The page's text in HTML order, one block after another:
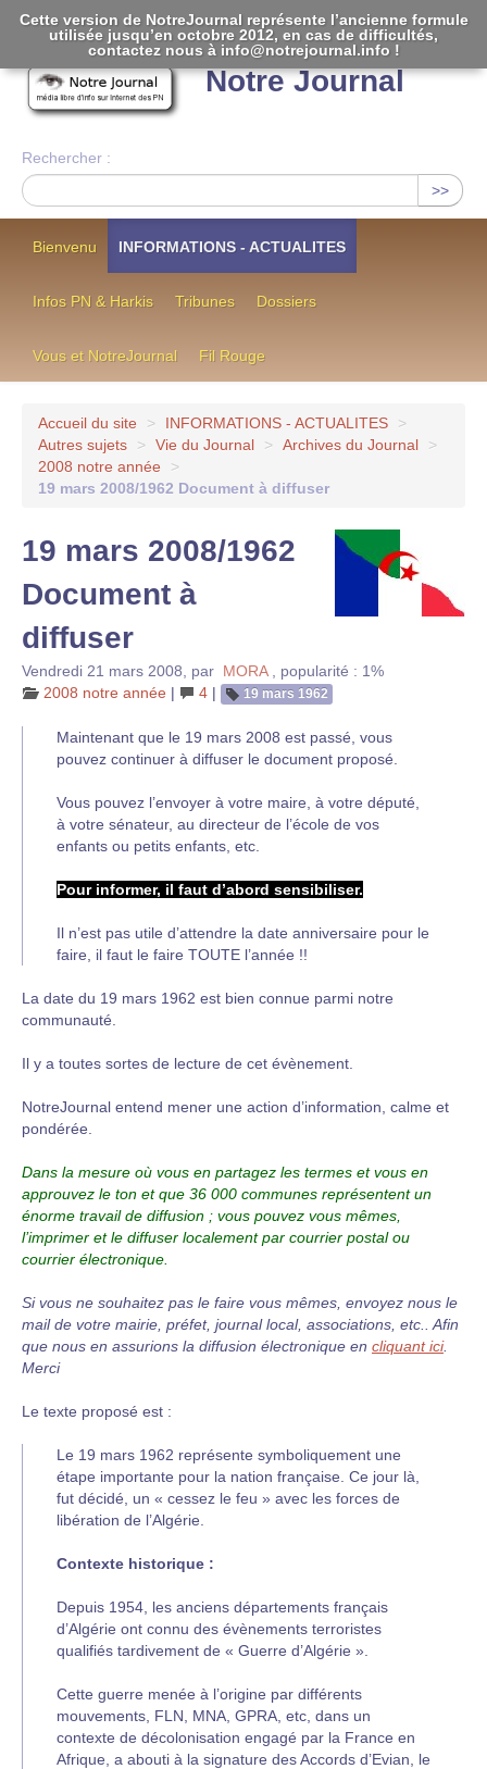
Notre Journal
Rechercher :
>>
Bienvenu INFORMATIONS - ACTUALITES
Infos PN & Harkis Tribunes Dossiers
Vous et NotreJournal Fil Rouge
Accueil du site > INFORMATIONS - ACTUALITES
>
Autres sujets
> Vie du Journal > Archives du Journal
>
2008 notre année
>
19 mars 2008/1962 Document à diffuser
19 mars 2008/1962
Document à
diffuser
Vendredi 21 mars 2008 par MORA
popularité : 1%
2008 notre année | 4 | 19 mars 1962
Maintenant que le 19 mars 2008 est passé, vous
pouvez continuer à diffuser le document proposé.
Vous pouvez l’envoyer à votre maire, à votre député,
à votre sénateur, au directeur de l’école de vos
enfants ou petits enfants, etc.
Pour informer, il faut d’abord sensibiliser.
Il n’est pas utile d’attendre la date anniversaire pour le
faire, il faut le faire TOUTE l’année !!
La date du 19 mars 1962 est bien connue parmi notre
communauté.
Il y a toutes sortes de lecture de cet évènement.
NotreJournal entend mener une action d’information, calme et
pondérée.
Dans la mesure où vous en partagez les termes et vous en
approuvez le ton et que 36 000 communes représentent un
énorme travail de diffusion ; vous pouvez vous mêmes,
l’imprimer et le diffuser localement par courrier postal ou
courrier électronique.
Si vous ne souhaitez pas le faire vous mêmes, envoyez nous le
mail de votre mairie, préfet, journal local, associations, etc.. Afin
que nous en assurions la diffusion électronique en cliquant ici.
Merci
Le texte proposé est :
Le 19 mars 1962 représente symboliquement une
étape importante pour la nation française. Ce jour là,
fut décidé, un « cessez le feu » avec les forces de
libération de l’Algérie.
Contexte historique :
Depuis 1954, les anciens départements français
d’Algérie ont connu des évènements terroristes
qualifiés tardivement de « Guerre d’Algérie ».
Cette guerre menée à l’origine par différents
mouvements, FLN, MNA, GPRA, etc, dans un
contexte de décolonisation engagé par la France en
Afrique, a abouti à la signature des Accords d’Evian, le
Cette version de NotreJournal représente l’ancienne formule
utilisée jusqu’en octobre 2012, en cas de difficultés,
contactez nous à info@notrejournal.info !